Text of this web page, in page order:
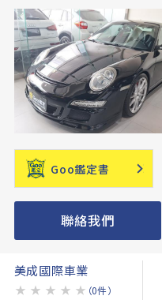
Goo鑑定書
聯絡我們
美成國際車業
★ ★ ★ ★ ★ （0件）